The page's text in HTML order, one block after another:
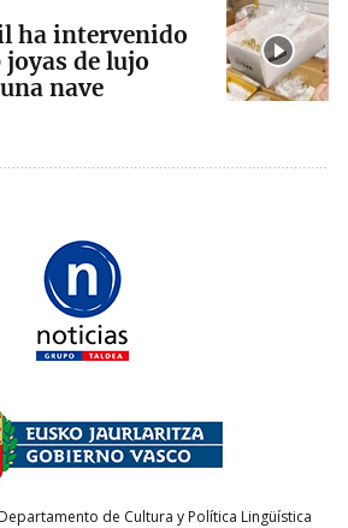
ha intervenido
joyas de lujo
nave
de Cultura y Política Lingüística